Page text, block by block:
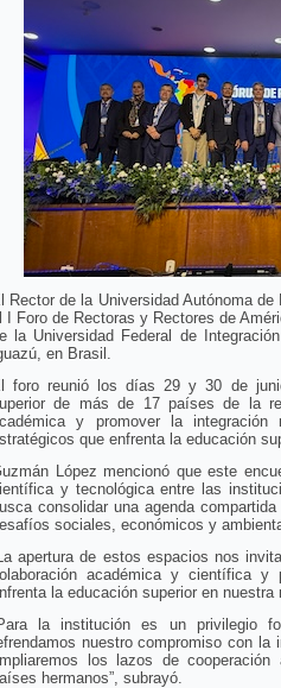
Rector de la Universidad Autónoma
I Foro de Rectoras y Rectores de
la Universidad Federal de
en Brasil.
foro reunió los días 29 y 30 de
de más de 17 países de la
y promover la
que enfrenta la educación
López mencionó que este
y tecnológica entre las
consolidar una agenda
sociales, económicos y
apertura de estos espacios nos
académica y científica y
la educación superior en nuestra
la institución es un privilegio
nuestro compromiso con
los lazos de
hermanos”, subrayó.